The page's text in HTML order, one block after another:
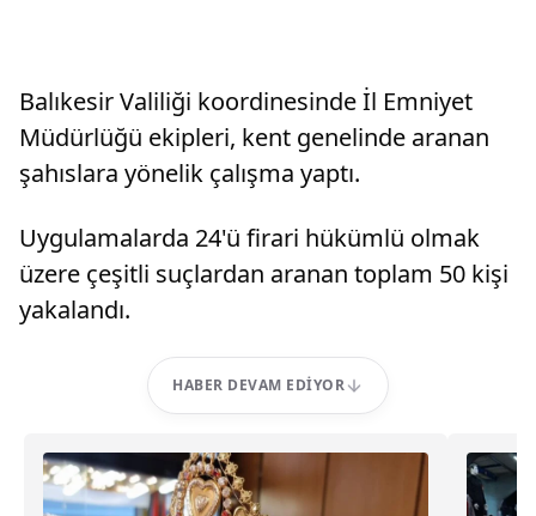
Balıkesir Valiliği koordinesinde İl Emniyet
Müdürlüğü ekipleri, kent genelinde aranan
şahıslara yönelik çalışma yaptı.
Uygulamalarda 24'ü firari hükümlü olmak
üzere çeşitli suçlardan aranan toplam 50 kişi
yakalandı.
HABER DEVAM EDIYOR